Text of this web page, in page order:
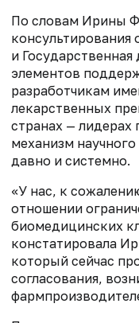
По словам Ирины
консультирования
и Государственная
элементов
разработчикам
лекарственных
странах —
механизм
давно и системно.
«У нас, к
отношении
биомедицинских
констатировала
который сейчас
согласования,